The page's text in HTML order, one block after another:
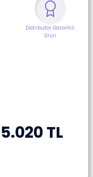
Distribütör Garantili
Ürün
5.020 TL